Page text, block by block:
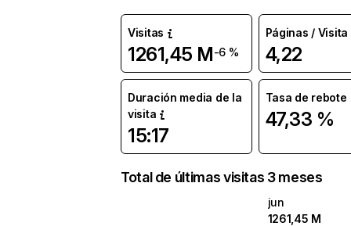
Visitas
1261,45 M-6 %
Páginas / Visita
4,22
Duración media de la
visita
15:17
Tasa de rebote
47,33 %
Total de últimas visitas 3 meses
jun
1261,45 M